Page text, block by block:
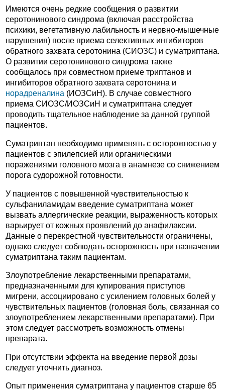
Имеются очень редкие сообщения о развитии
серотонинового синдрома (включая расстройства
психики, вегетативную лабильность и нервно-мышечные
нарушения) после приема селективных ингибиторов
обратного захвата серотонина (СИОЗС) и суматриптана.
О развитии серотонинового синдрома также
сообщалось при совместном приеме триптанов и
ингибиторов обратного захвата серотонина и
норадреналина (ИОЗСиН). В случае совместного
приема СИОЗС/ИОЗСиН и суматриптана следует
проводить тщательное наблюдение за данной группой
пациентов.
Суматриптан необходимо применять с осторожностью у
пациентов с эпилепсией или органическими
поражениями головного мозга в анамнезе со снижением
порога судорожной готовности.
У пациентов с повышенной чувствительностью к
сульфаниламидам введение суматриптана может
вызвать аллергические реакции, выраженность которых
варьирует от кожных проявлений до анафилаксии.
Данные о перекрестной чувствительности ограничены,
однако следует соблюдать осторожность при назначении
суматриптана таким пациентам.
Злоупотребление лекарственными препаратами,
предназначенными для купирования приступов
мигрени, ассоциировано с усилением головных болей у
чувствительных пациентов (головная боль, связанная со
злоупотреблением лекарственными препаратами). При
этом следует рассмотреть возможность отмены
препарата.
При отсутствии эффекта на введение первой дозы
следует уточнить диагноз.
Опыт применения суматриптана у пациентов старше 65